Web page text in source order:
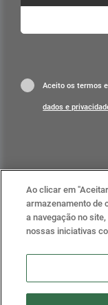
Aceito os termos
dados e
ERS nas redes
Ao clicar em
armazenamento de
a navegação no
nossas iniciativas